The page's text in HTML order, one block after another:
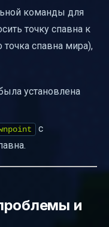
команды для
точку спавна к
спавна мира),
установлена
с
и